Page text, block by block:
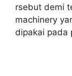
rsebut demi
machinery
dipakai pada